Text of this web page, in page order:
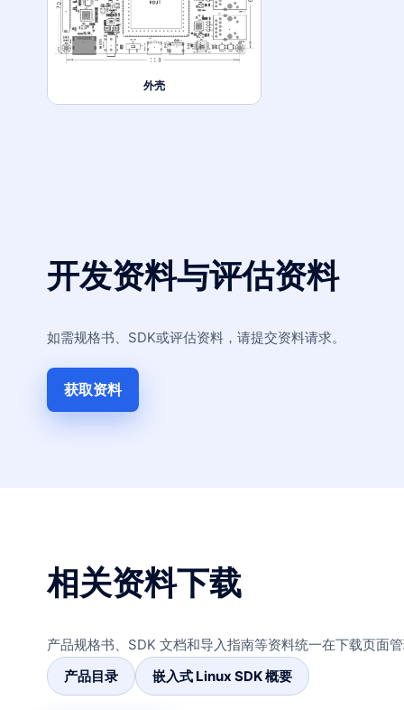
外壳
开发资料与评估资料
如需规格书、SDK或评估资料，请提交资料请求。
获取资料
相关资料下载
产品规格书、SDK 文档和导入指南等资料统一在下载页面
产品目录
嵌入式 Linux SDK 概要